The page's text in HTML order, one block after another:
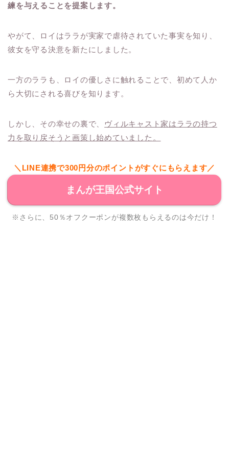
練を与えることを提案します。
やがて、ロイはララが実家で虐待されていた事実を知り、
彼女を守る決意を新たにしました。
一方のララも、ロイの優しさに触れることで、初めて人か
ら大切にされる喜びを知ります。
しかし、その幸せの裏で、 ヴィルキャスト家はララの持つ
力を取り戻そうと画策し始めていました。
＼LINE連携で300円分のポイントがすぐにもらえます／
まんが王国公式サイト
※さらに、50％オフクーポンが複数枚もらえるのは今だけ！